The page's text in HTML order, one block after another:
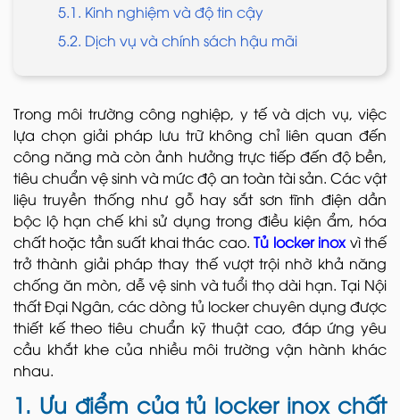
5.1. Kinh nghiệm và độ tin cậy
5.2. Dịch vụ và chính sách hậu mãi
Trong môi trường công nghiệp, y tế và dịch vụ, việc
lựa chọn giải pháp lưu trữ không chỉ liên quan đến
công năng mà còn ảnh hưởng trực tiếp đến độ bền,
tiêu chuẩn vệ sinh và mức độ an toàn tài sản. Các vật
liệu truyền thống như gỗ hay sắt sơn tĩnh điện dần
bộc lộ hạn chế khi sử dụng trong điều kiện ẩm, hóa
chất hoặc tần suất khai thác cao.Tủ locker inoxvì thế
trở thành giải pháp thay thế vượt trội nhờ khả năng
chống ăn mòn, dễ vệ sinh và tuổi thọ dài hạn. Tại Nội
thất Đại Ngân, các dòng tủ locker chuyên dụng được
thiết kế theo tiêu chuẩn kỹ thuật cao, đáp ứng yêu
cầu khắt khe của nhiều môi trường vận hành khác
nhau.
1. Ưu điểm của tủ locker inox chất